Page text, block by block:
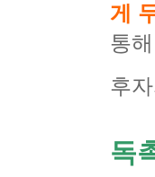
게
통
후
독